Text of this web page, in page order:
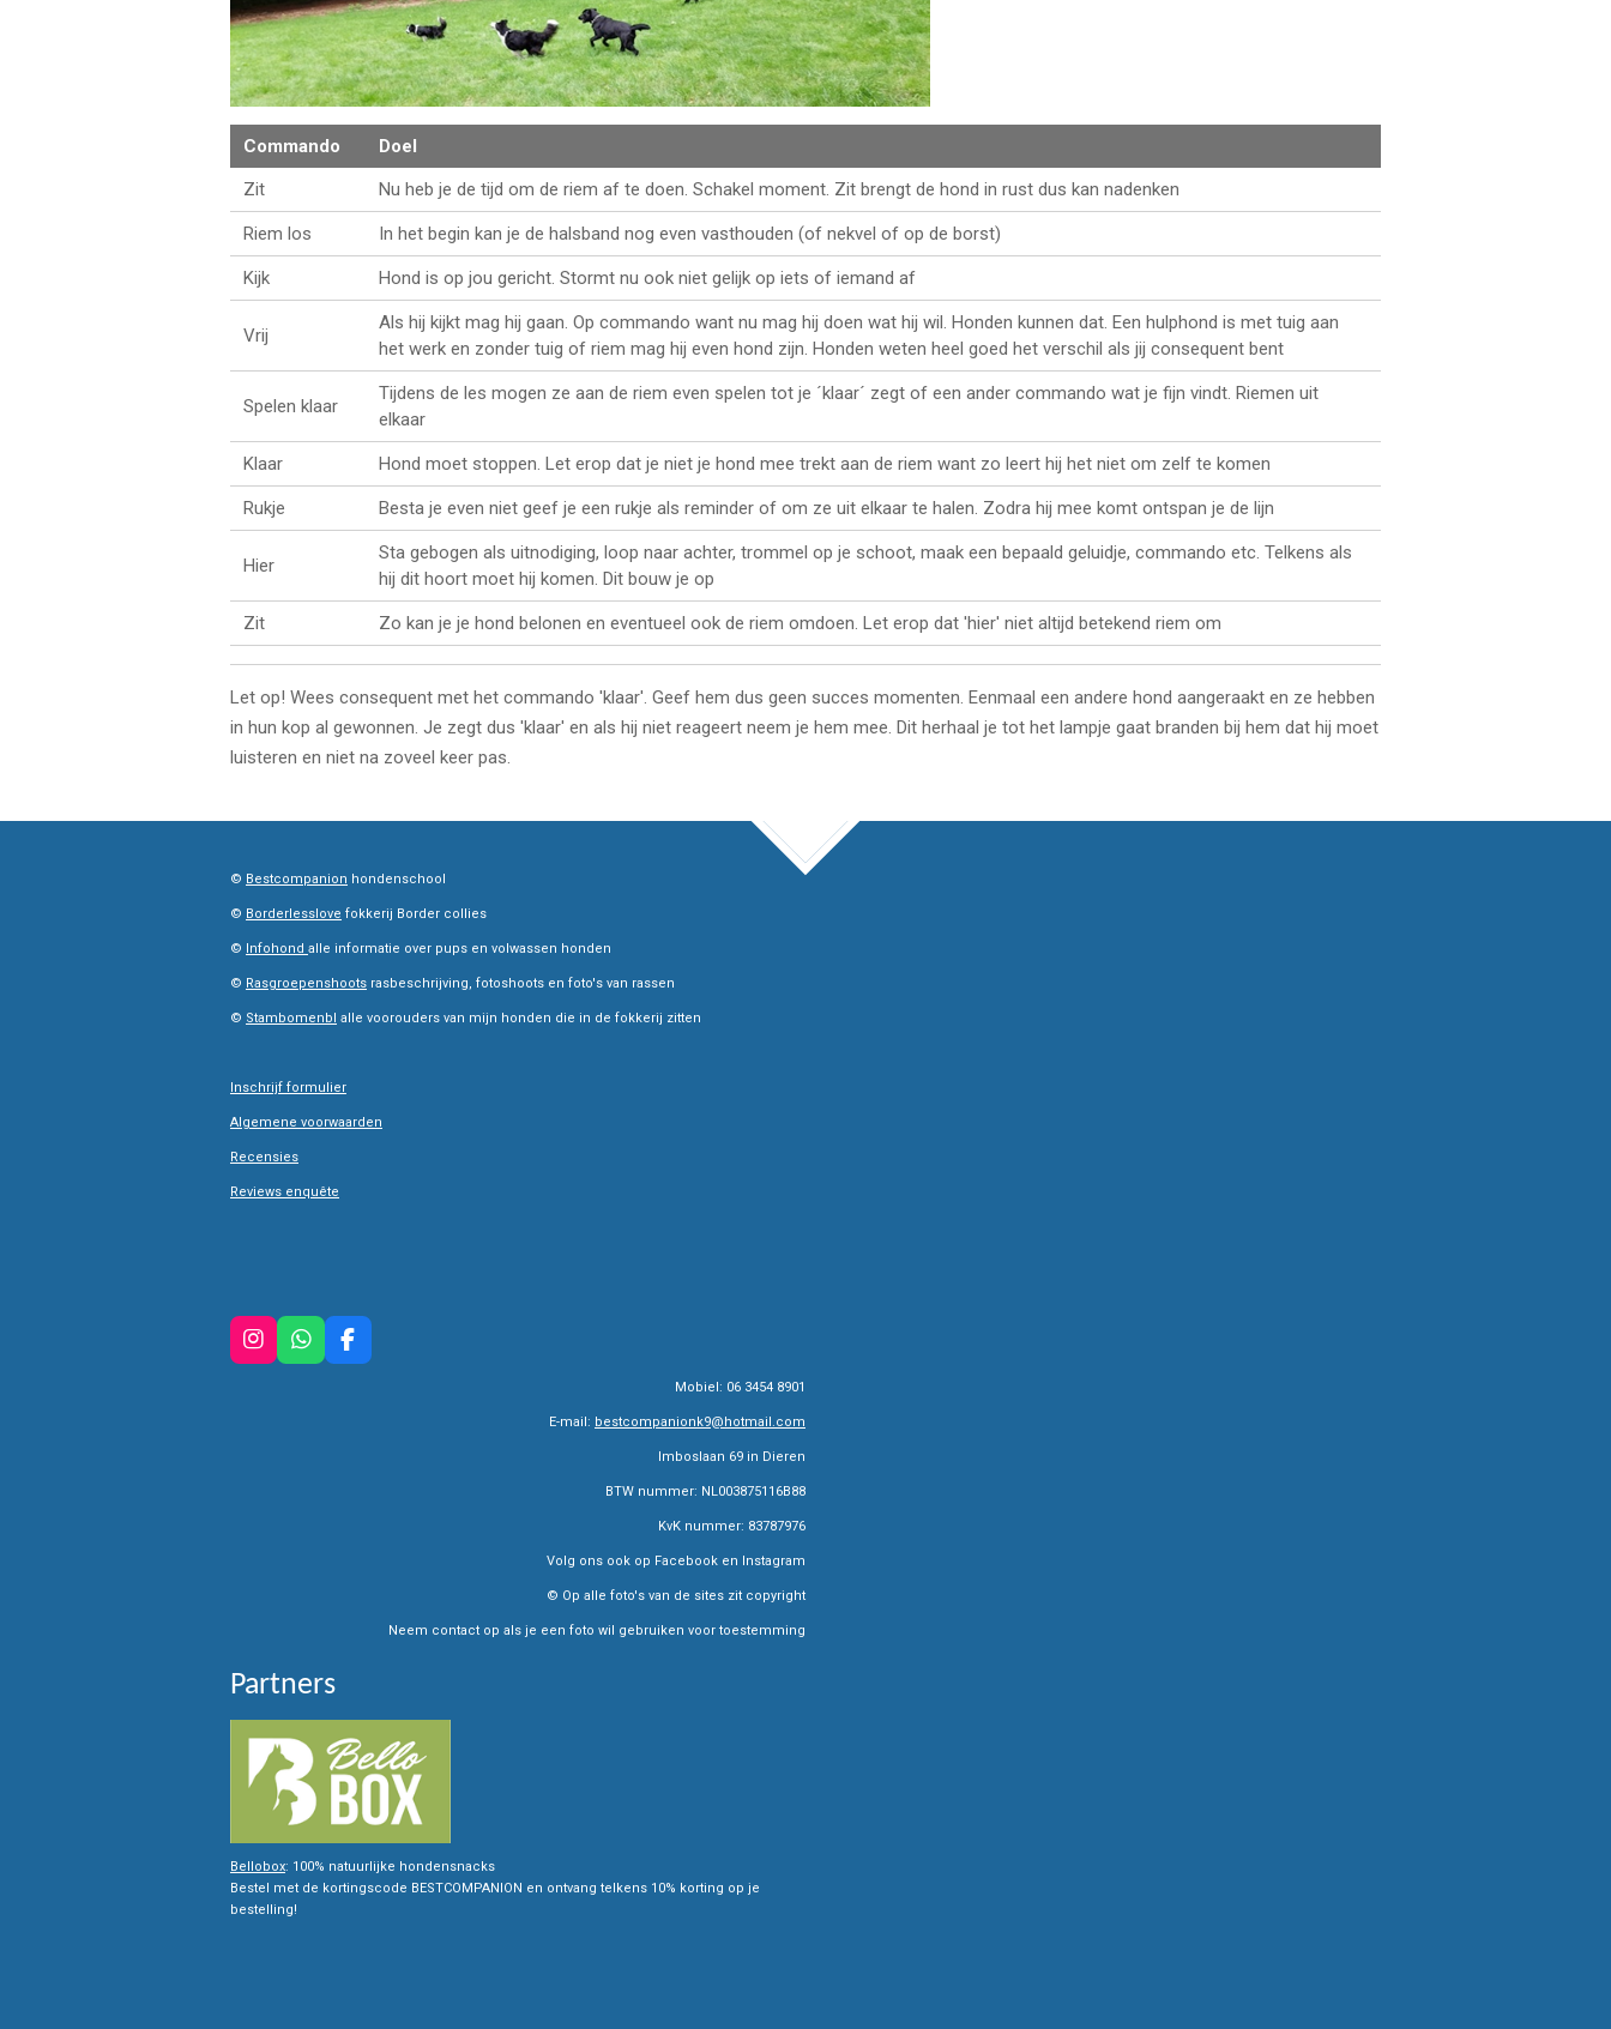
Commando
Doel
Zit
Nu heb je de tijd om de riem af te doen. Schakel moment. Zit brengt de hond in rust dus kan nadenken
Riem los In het begin kan je de halsband nog even vasthouden (of nekvel of op de borst)
Kijk Hond is op jou gericht. Stormt nu ook niet gelijk op iets of iemand af
Vrij
Als hij kijkt mag hij gaan. Op commando want nu mag hij doen wat hij wil. Honden kunnen dat. Een hulphond is met tuig aan
het werk en zonder tuig of riem mag hij even hond zijn. Honden weten heel goed het verschil als jij consequent bent
Spelen klaar
Tijdens de les mogen ze aan de riem even spelen tot je ´klaar´ zegt of een ander commando wat je fijn vindt. Riemen uit
elkaar
Klaar Hond moet stoppen. Let erop dat je niet je hond mee trekt aan de riem want zo leert hij het niet om zelf te komen
Rukje Besta je even niet geef je een rukje als reminder of om ze uit elkaar te halen. Zodra hij mee komt ontspan je de lijn
Hier
Sta gebogen als uitnodiging, loop naar achter, trommel op je schoot, maak een bepaald geluidje, commando etc. Telkens als
hij dit hoort moet hij komen. Dit bouw je op
Zit Zo kan je je hond belonen en eventueel ook de riem omdoen. Let erop dat 'hier' niet altijd betekend riem om
Let op! Wees consequent met het commando 'klaar'. Geef hem dus geen succes momenten. Eenmaal een andere hond aangeraakt en ze hebben
in hun kop al gewonnen. Je zegt dus 'klaar' en als hij niet reageert neem je hem mee. Dit herhaal je tot het lampje gaat branden bij hem dat hij moet
luisteren en niet na zoveel keer pas.
© Bestcompanion hondenschool
© Borderlesslove fokkerij Border collies
© Infohond alle informatie over pups en volwassen honden
© Rasgroepenshoots rasbeschrijving, fotoshoots en foto's van rassen
© Stambomenbl alle voorouders van mijn honden die in de fokkerij zitten
Inschrijf formulier
Algemene voorwaarden
Recensies
Reviews enquête
I
n
W
h
F
a
Mobiel: 06 3454 8901
E-mail: bestcompanionk9@hotmail.com
Imboslaan 69 in Dieren
BTW nummer: NL003875116B88
KvK nummer: 83787976
Volg ons ook op Facebook en Instagram
© Op alle foto's van de sites zit copyright
Neem contact op als je een foto wil gebruiken voor toestemming
Partners
Bellobox: 100% natuurlijke hondensnacks
Bestel met de kortingscode BESTCOMPANION en ontvang telkens 10% korting op je
bestelling!